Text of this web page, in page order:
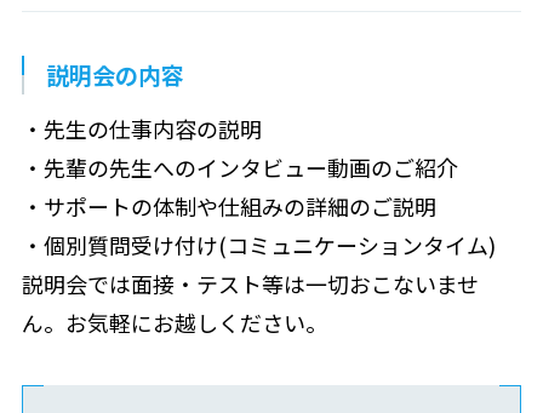
説明会の内容
・先生の仕事内容の説明
・先輩の先生へのインタビュー動画のご紹介
・サポートの体制や仕組みの詳細のご説明
・個別質問受け付け(コミュニケーションタイム)
説明会では面接・テスト等は一切おこないませ
ん。お気軽にお越しください。